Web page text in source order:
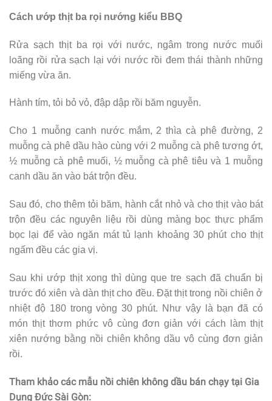
Cách ướp thịt ba rọi nướng kiểu BBQ
Rửa sạch thịt ba rọi với nước, ngâm trong nước muối
loãng rồi rửa sạch lại với nước rồi đem thái thành những
miếng vừa ăn.
Hành tím, tỏi bỏ vỏ, đập dập rồi băm nguyễn.
Cho 1 muỗng canh nước mắm, 2 thìa cà phê đường, 2
muỗng cà phê dầu hào cùng với 2 muỗng cà phê tương ớt,
½ muỗng cà phê muối, ½ muỗng cà phê tiêu và 1 muỗng
canh dầu ăn vào bát trộn đều.
Sau đó, cho thêm tỏi băm, hành cắt nhỏ và cho thịt vào bát
trộn đều các nguyên liệu rồi dùng màng bọc thực phẩm
bọc lại để vào ngăn mát tủ lạnh khoảng 30 phút cho thịt
ngấm đều các gia vị.
Sau khi ướp thịt xong thì dùng que tre sạch đã chuẩn bị
trước đó xiên và dàn thịt cho đều. Đặt thịt trong nồi chiên ở
nhiệt độ 180 trong vòng 30 phút. Như vậy là bạn đã có
món thịt thơm phức vô cùng đơn giản với cách làm thịt
xiên nướng bằng nồi chiên không dầu vô cùng đơn giản
rồi.
Tham khảo các mẫu nồi chiên không dầu bán chạy tại Gia
Dụng Đức Sài Gòn: